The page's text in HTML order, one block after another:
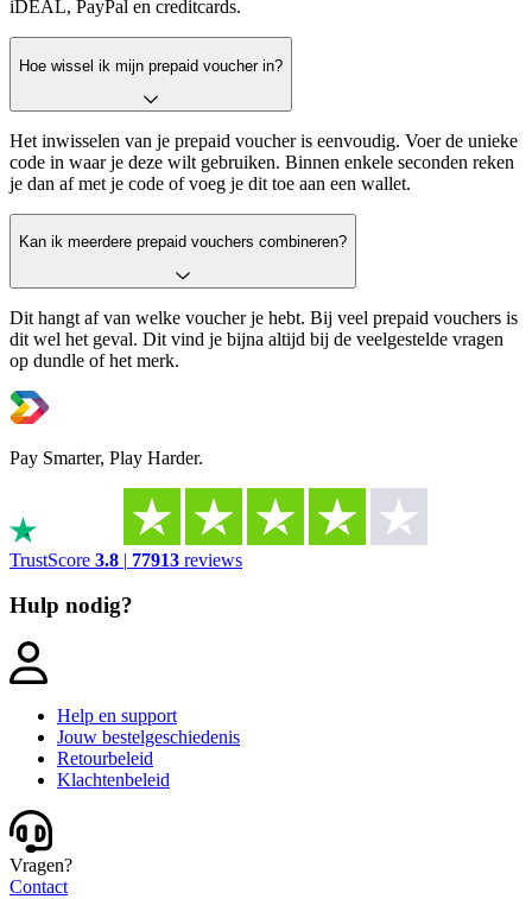
iDEAL, PayPal en creditcards.
Hoe wissel ik mijn prepaid voucher in?
Het inwisselen van je prepaid voucher is eenvoudig. Voer de unieke
code in waar je deze wilt gebruiken. Binnen enkele seconden reken
je dan af met je code of voeg je dit toe aan een wallet.
Kan ik meerdere prepaid vouchers combineren?
Dit hangt af van welke voucher je hebt. Bij veel prepaid vouchers is
dit wel het geval. Dit vind je bijna altijd bij de veelgestelde vragen
op dundle of het merk.
Pay Smarter, Play Harder.
TrustScore 3.8 | 77913 reviews
Hulp nodig?
Help en support
Jouw bestelgeschiedenis
Retourbeleid
Klachtenbeleid
Vragen?
Contact